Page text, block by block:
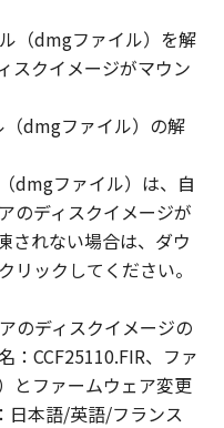
定める場合を除
フトウェア」を複
用許諾、譲渡、販
もしくは貸与する
フトウェア」の全
変、翻訳、翻案、
ブル、その他リバ
することはできま
ような行為をさせ
（dmgファイル）を解
スクイメージがマウン
dmgファイル）の解
dmgファイル）は、自
のディスクイメージが
されない場合は、ダウ
リックしてください。
のディスクイメージの
：CCF25110.FIR、ファ
とファームウェア変更
日本語/英語/フランス